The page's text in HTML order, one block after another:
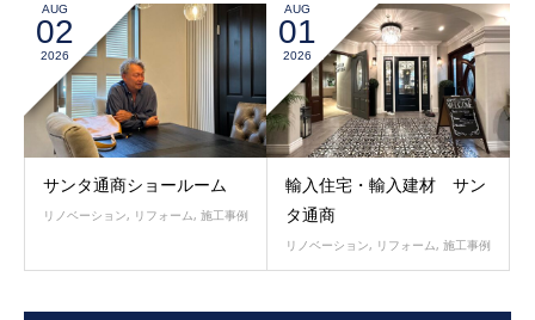
AUG
02
2026
サンタ通商ショールーム
リノベーション, リフォーム, 施工事例
AUG
01
2026
輸入住宅・輸入建材 サン
タ通商
リノベーション, リフォーム, 施工事例